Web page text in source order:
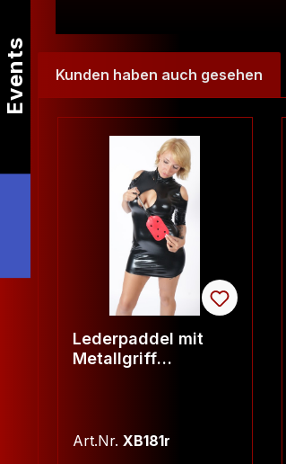
Kunden haben auch gesehen
Lederpaddel mit
Metallgriff
Art.Nr. XB181r
Events